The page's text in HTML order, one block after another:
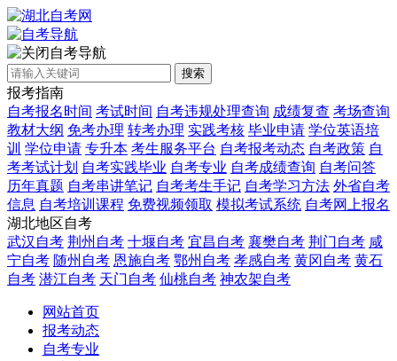
自考导航
搜索
报考指南
自考报名时间 考试时间 自考违规处理查询 成绩复查 考场查询
教材大纲 免考办理 转考办理 实践考核 毕业申请 学位英语培
训 学位申请 专升本 考生服务平台 自考报考动态 自考政策 自
考考试计划 自考实践毕业 自考专业 自考成绩查询 自考问答
历年真题 自考串讲笔记 自考考生手记 自考学习方法 外省自考
信息 自考培训课程 免费视频领取 模拟考试系统 自考网上报名
湖北地区自考
武汉自考 荆州自考 十堰自考 宜昌自考 襄樊自考 荆门自考 咸
宁自考 随州自考 恩施自考 鄂州自考 孝感自考 黄冈自考 黄石
自考 潜江自考 天门自考 仙桃自考 神农架自考
网站首页
报考动态
自考专业